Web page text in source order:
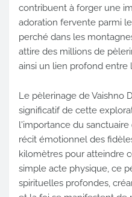
contribuent à forger une
adoration fervente parmi
perché dans les
attire des millions de
ainsi un lien profond entre
Le pèlerinage de Vaishno
significatif de cette
l'importance du
récit émotionnel des
kilomètres pour atteindre
simple acte physique, ce
spirituelles profondes,